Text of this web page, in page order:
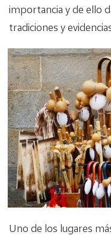
importancia y de ello
tradiciones y
Uno de los lugares